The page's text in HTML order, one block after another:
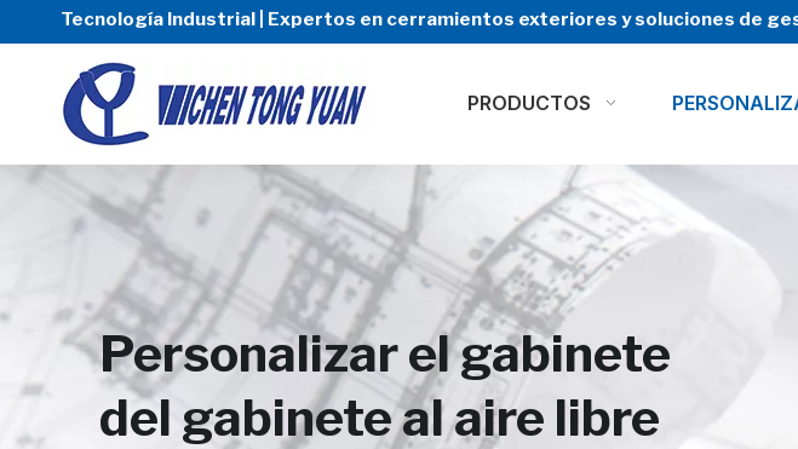
Tecnología Industrial | Expertos en cerramientos exteriores y soluciones de
PRODUCTOS
Personalizar el gabinete
del gabinete al aire libre